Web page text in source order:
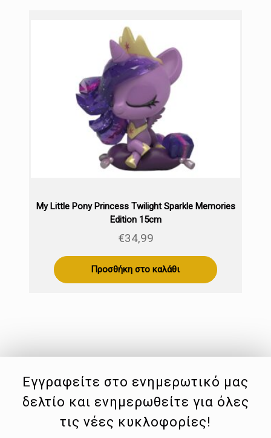
My Little Pony Princess Twilight Sparkle Memories
Edition 15cm
€34,99
Προσθήκη στο καλάθι
Εγγραφείτε στο ενημερωτικό μας
δελτίο και ενημερωθείτε για όλες
τις νέες κυκλοφορίες!